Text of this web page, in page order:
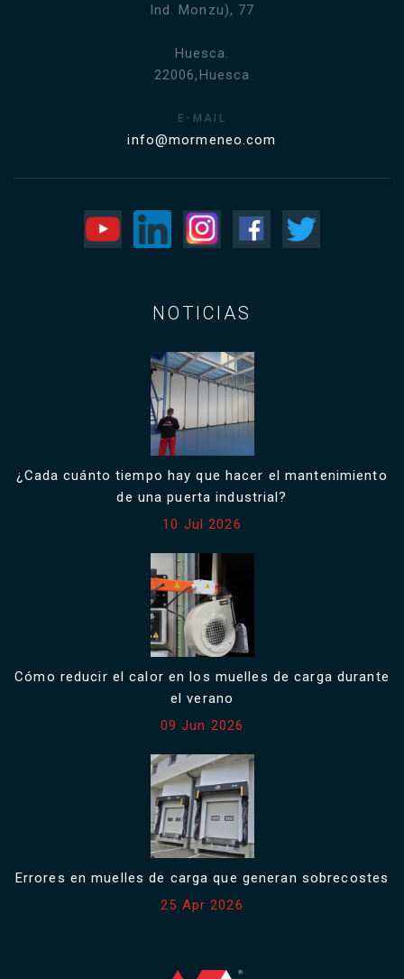
Ind. Monzu), 77
Huesca.
22006,Huesca
E-MAIL
info@mormeneo.com
NOTICIAS
¿Cada cuánto tiempo hay que hacer el mantenimiento
de una puerta industrial?
10 Jul 2026
Cómo reducir el calor en los muelles de carga durante
el verano
09 Jun 2026
Errores en muelles de carga que generan sobrecostes
25 Apr 2026